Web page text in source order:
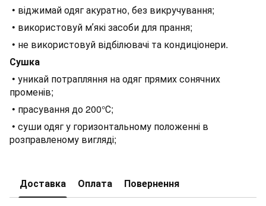
• віджимай одяг акуратно, без викручування;
• використовуй мʼякі засоби для прання;
• не використовуй відбілювачі та кондиціонери.
Сушка
• уникай потрапляння на одяг прямих сонячних
променів;
• прасування до 200°С;
• суши одяг у горизонтальному положенні в
розправленому вигляді;
Доставка Оплата Повернення